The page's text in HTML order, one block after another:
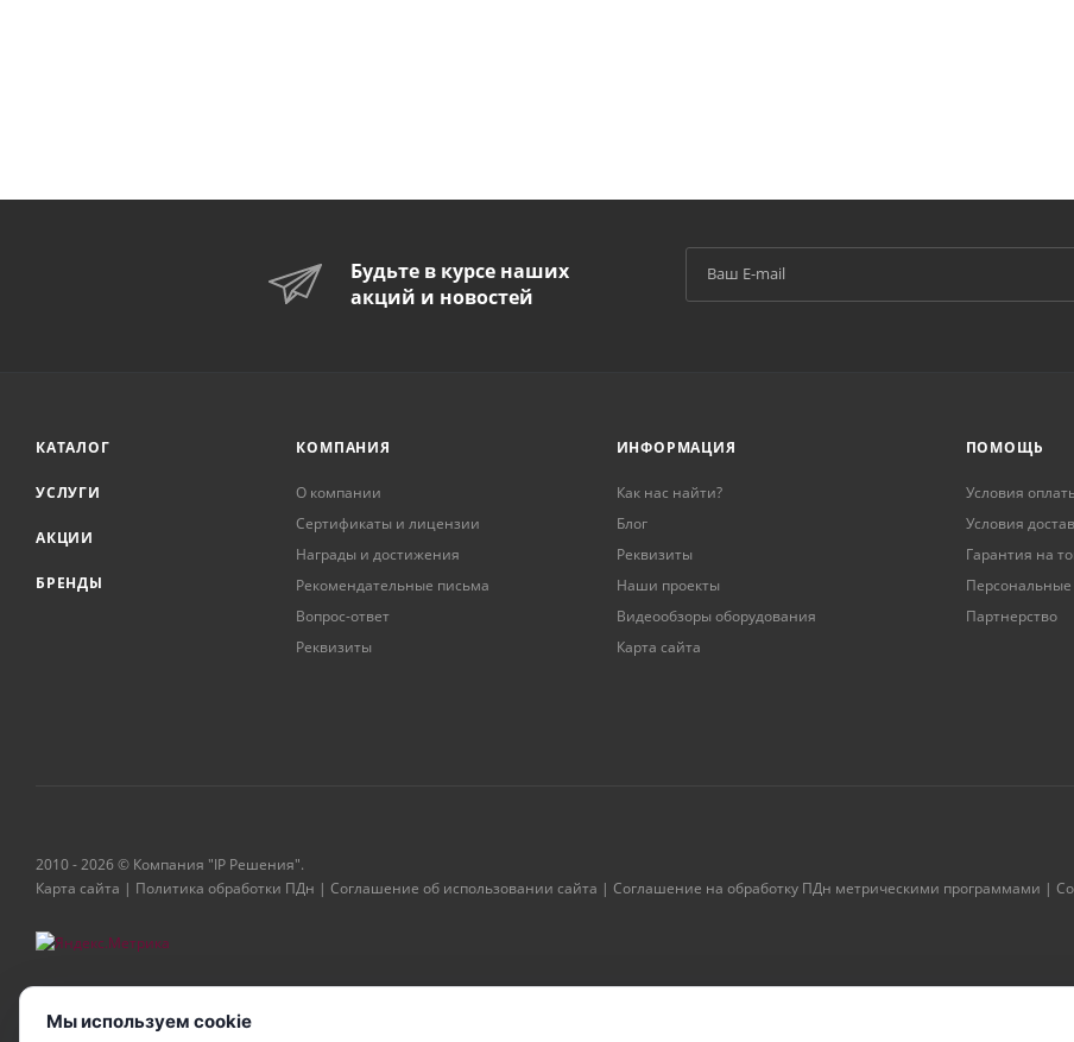
Будьте в курсе наших
акций и новостей
КАТАЛОГ
УСЛУГИ
АКЦИИ
БРЕНДЫ
КОМПАНИЯ
О компании
Сертификаты и лицензии
Награды и достижения
Рекомендательные письма
Вопрос-ответ
Реквизиты
ИНФОРМАЦИЯ
Как нас найти?
Блог
Реквизиты
Наши проекты
Видеообзоры оборудования
Карта сайта
ПОМОЩЬ
Условия
Условия
Гарантия на
Партнерство
2010 - 2026 © Компания "IP Решения".
Карта сайта | Политика обработки ПДн | Соглашение об использовании сайта | Соглашение на обработку ПДн метрическими программами |
Мы используем cookie